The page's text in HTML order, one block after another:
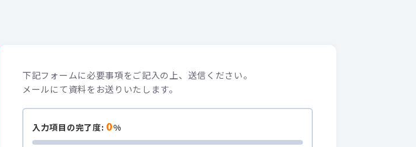
入力項目の完了度: 0%